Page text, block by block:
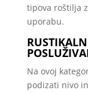
tipova roštilja
uporabu.
Na ovoj
podizati nivo